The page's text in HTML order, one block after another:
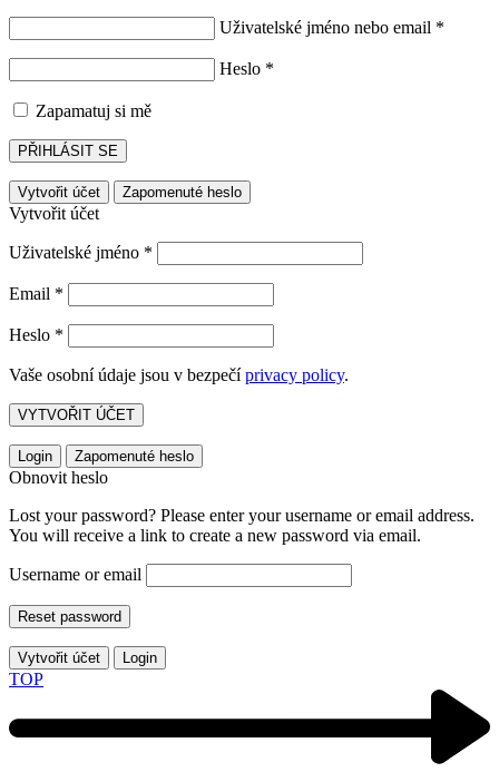
Uživatelské jméno nebo email *
Heslo *
Zapamatuj si mě
PŘIHLÁSIT SE
Vytvořit účet Zapomenuté heslo
Vytvořit účet
Uživatelské jméno *
Email *
Heslo *
Vaše osobní údaje jsou v bezpečíprivacy policy.
VYTVOŘIT ÚČET
Login Zapomenuté heslo
Obnovit heslo
Lost your password? Please enter your username or email address.
You will receive a link to create a new password via email.
Username or email
Reset password
Vytvořit účet Login
TOP